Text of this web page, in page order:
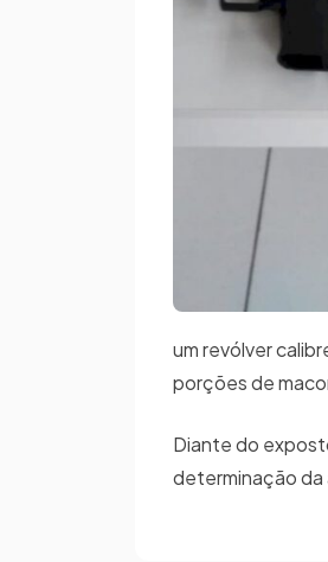
um revólver
porções de
Diante do
determinação